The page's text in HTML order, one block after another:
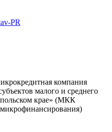
PR
компания
малого и среднего
крае» (МКК